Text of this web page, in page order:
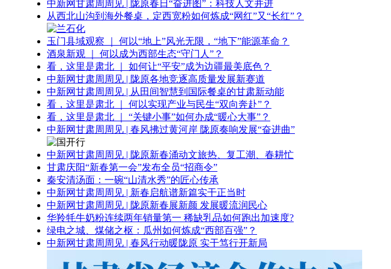
中新网甘肃周周见 | 陇原春日“奋进图”：科技人文并进
从西北山沟到海外餐桌，定西宽粉如何炼成“网红”又“长红”？
玉门县域观察 ｜ 何以“地上”风光无限，“地下”能源革命？
酒泉新观 ｜ 何以成为西部生态“守门人”？
看，这里是肃北 ｜ 如何让“平安”成为边疆最美底色？
中新网甘肃周周见 | 陇原各地竞逐高质量发展新赛道
中新网甘肃周周见 | 从田间智慧到国际餐桌的甘肃新动能
看，这里是肃北 ｜ 何以实现产业与民生“双向奔赴”？
看，这里是肃北 ｜ “关键小事”如何办成“暖心大事”？
中新网甘肃周周见 | 春风拂过黄河岸 陇原奏响发展“奋进曲”
中新网甘肃周周见 | 陇原新春涌动文旅热、复工潮、春耕忙
甘肃庆阳“新春第一会”发布全员“招商令”
秦安清汤面：一碗“山清水秀”的匠心传承
中新网甘肃周周见 | 新春启航谱新篇实干正当时
中新网甘肃周周见 | 陇原新春展新颜 发展暖流润民心
华羚牦牛奶粉连续两年销量第一 稀缺乳品如何跑出加速度?
绿电之城、煤储之枢：瓜州如何炼成“西部百强”？
中新网甘肃周周见 | 春风行动暖陇原 实干笃行开新局